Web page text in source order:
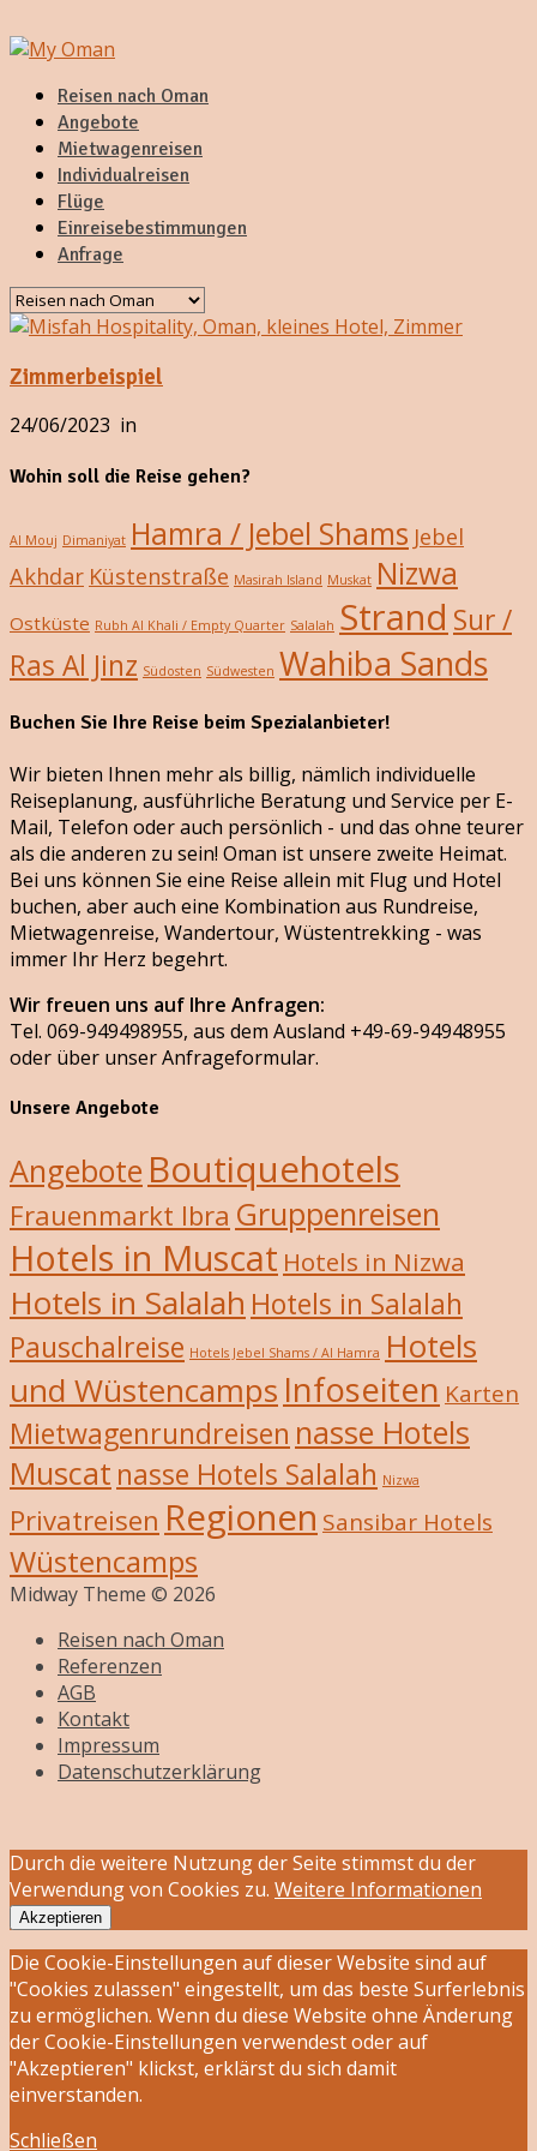
Reisen nach Oman
Angebote
Mietwagenreisen
Individualreisen
Flüge
Einreisebestimmungen
Anfrage
Zimmerbeispiel
24/06/2023 in
Wohin soll die Reise gehen?
Al Mouj Dimaniyat Hamra / Jebel Shams Jebel
Akhdar Küstenstraße Masirah Island Muskat Nizwa
Ostküste Rubh Al Khali / Empty Quarter Salalah Strand Sur /
Ras Al Jinz Südosten Südwesten Wahiba Sands
Buchen Sie Ihre Reise beim Spezialanbieter!
Wir bieten Ihnen mehr als billig, nämlich individuelle
Reiseplanung, ausführliche Beratung und Service per E-
Mail, Telefon oder auch persönlich - und das ohne teurer
als die anderen zu sein! Oman ist unsere zweite Heimat.
Bei uns können Sie eine Reise allein mit Flug und Hotel
buchen, aber auch eine Kombination aus Rundreise,
Mietwagenreise, Wandertour, Wüstentrekking - was
immer Ihr Herz begehrt.
Wir freuen uns auf Ihre Anfragen:
Tel. 069-949498955, aus dem Ausland +49-69-94948955
oder über unser Anfrageformular.
Unsere Angebote
Angebote Boutiquehotels
Frauenmarkt Ibra Gruppenreisen
Hotels in Muscat Hotels in Nizwa
Hotels in Salalah Hotels in Salalah
Pauschalreise Hotels Jebel Shams / Al Hamra Hotels
und Wüstencamps Infoseiten Karten
Mietwagenrundreisen nasse Hotels
Muscat nasse Hotels Salalah Nizwa
Privatreisen Regionen Sansibar Hotels
Wüstencamps
Midway Theme © 2026
Reisen nach Oman
Referenzen
AGB
Kontakt
Impressum
Datenschutzerklärung
Durch die weitere Nutzung der Seite stimmst du der
Verwendung von Cookies zu. Weitere Informationen
Akzeptieren
Die Cookie-Einstellungen auf dieser Website sind auf
"Cookies zulassen" eingestellt, um das beste Surferlebnis
zu ermöglichen. Wenn du diese Website ohne Änderung
der Cookie-Einstellungen verwendest oder auf
"Akzeptieren" klickst, erklärst du sich damit
einverstanden.
Schließen